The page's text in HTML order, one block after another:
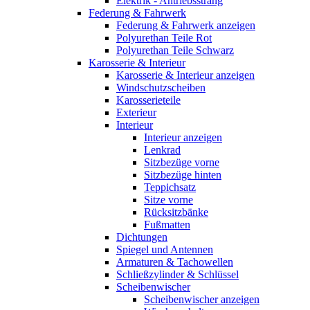
Federung & Fahrwerk
Federung & Fahrwerk anzeigen
Polyurethan Teile Rot
Polyurethan Teile Schwarz
Karosserie & Interieur
Karosserie & Interieur anzeigen
Windschutzscheiben
Karosserieteile
Exterieur
Interieur
Interieur anzeigen
Lenkrad
Sitzbezüge vorne
Sitzbezüge hinten
Teppichsatz
Sitze vorne
Rücksitzbänke
Fußmatten
Dichtungen
Spiegel und Antennen
Armaturen & Tachowellen
Schließzylinder & Schlüssel
Scheibenwischer
Scheibenwischer anzeigen